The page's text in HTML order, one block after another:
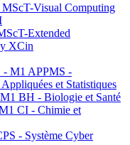
Visual Computing
Extended
XCin
M1 APPMS -
et Statistiques
BH - Biologie et Santé
CI - Chimie et
- Système Cyber